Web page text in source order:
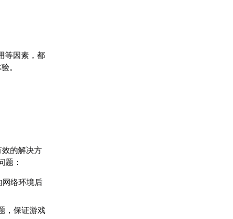
等因素，都
。
的解决方
题：
网络环境后
，保证游戏